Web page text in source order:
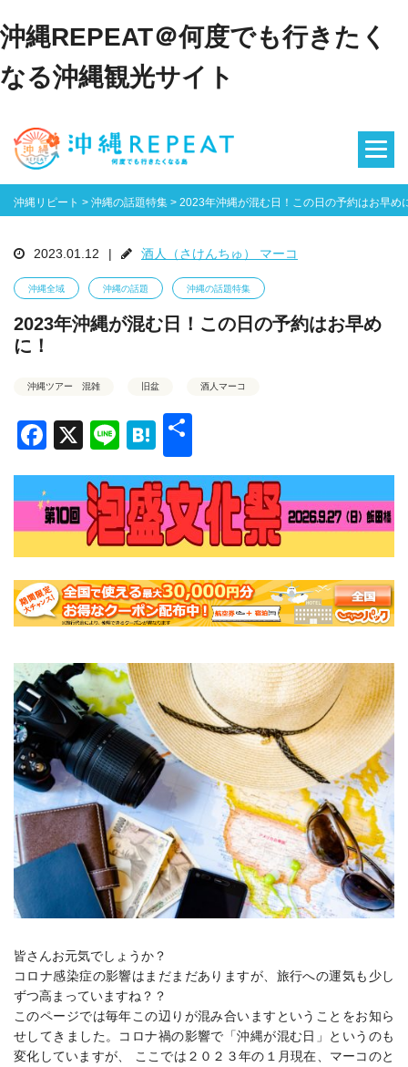
沖縄REPEAT＠何度でも行きたく
なる沖縄観光サイト
沖縄リピート > 沖縄の話題特集 > 2023年沖縄が混む日！この日の予約はお早め
2023.01.12 | 酒人（さけんちゅ） マーコ
沖縄全域 沖縄の話題 沖縄の話題特集
2023年沖縄が混む日！この日の予約はお早め
に！
沖縄ツアー 混雑 旧盆 酒人マーコ
Facebook
X LineHatena
皆さんお元気でしょうか？
コロナ感染症の影響はまだまだありますが、旅行への運気も少し
ずつ高まっていますね？？
このページでは毎年この辺りが混み合いますということをお知ら
せしてきました。コロナ禍の影響で「沖縄が混む日」というのも
変化していますが、 ここでは２０２３年の１月現在、マーコのと